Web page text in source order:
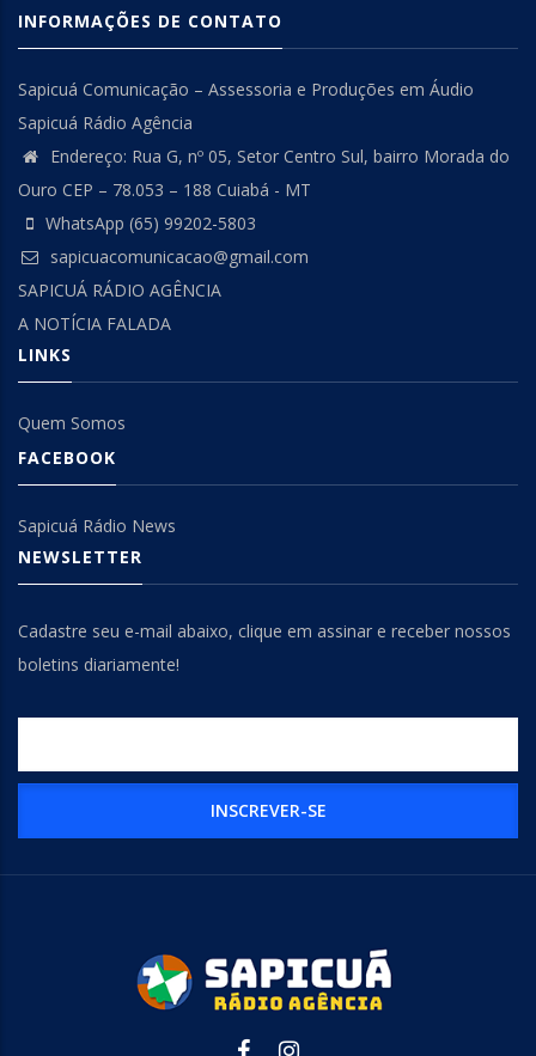
INFORMAÇÕES DE CONTATO
Sapicuá Comunicação – Assessoria e Produções em Áudio
Sapicuá Rádio Agência
Endereço: Rua G, nº 05, Setor Centro Sul, bairro Morada do
Ouro CEP – 78.053 – 188 Cuiabá - MT
WhatsApp (65) 99202-5803
sapicuacomunicacao@gmail.com
SAPICUÁ RÁDIO AGÊNCIA
A NOTÍCIA FALADA
LINKS
Quem Somos
FACEBOOK
Sapicuá Rádio News
NEWSLETTER
Cadastre seu e-mail abaixo, clique em assinar e receber nossos
boletins diariamente!